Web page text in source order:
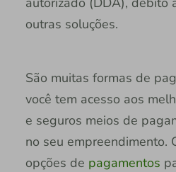
outras soluções.
São muitas formas de
você tem acesso aos
e seguros meios de
no seu empreendimento.
opções de pagamentos